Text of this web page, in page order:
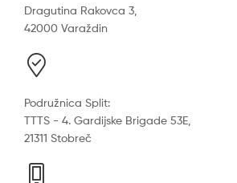
Dragutina Rakovca 3,
42000 Varaždin
Podružnica Split:
TTTS - 4. Gardijske Brigade 53E,
21311 Stobreč